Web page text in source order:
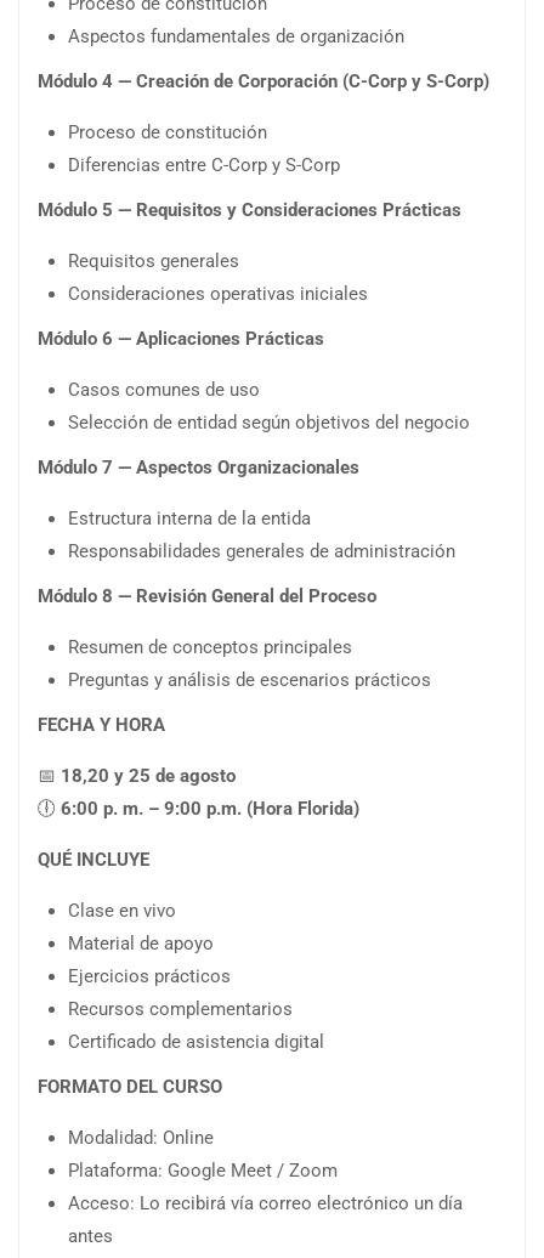
Aspectos fundamentales de organización
Módulo 4 — Creación de Corporación (C-Corp y S-Corp)
Proceso de constitución
Diferencias entre C-Corp y S-Corp
Módulo 5 — Requisitos y Consideraciones Prácticas
Requisitos generales
Consideraciones operativas iniciales
Módulo 6 — Aplicaciones Prácticas
Casos comunes de uso
Selección de entidad según objetivos del negocio
Módulo 7 — Aspectos Organizacionales
Estructura interna de la entida
Responsabilidades generales de administración
Módulo 8 — Revisión General del Proceso
Resumen de conceptos principales
Preguntas y análisis de escenarios prácticos
FECHA Y HORA
📅 18,20 y 25 de agosto
🕕 6:00 p. m. – 9:00 p.m. (Hora Florida)
QUÉ INCLUYE
Clase en vivo
Material de apoyo
Ejercicios prácticos
Recursos complementarios
Certificado de asistencia digital
FORMATO DEL CURSO
Modalidad: Online
Plataforma: Google Meet / Zoom
Acceso: Lo recibirá vía correo electrónico un día
antes